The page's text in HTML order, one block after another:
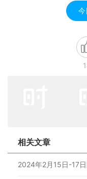
今
相关文章
2024年2月15日-17